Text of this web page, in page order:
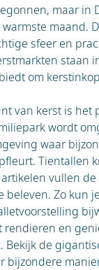
in kerken en
en de
kinderen worden
keuken:
worden
glühwein,
traditionele
maar in
maand.
sfeer en
staan
om
van kerst is het
wordt
waar
Tientallen
vullen
beleven. Zo kun
rendieren en
Bekijk de
bijzondere